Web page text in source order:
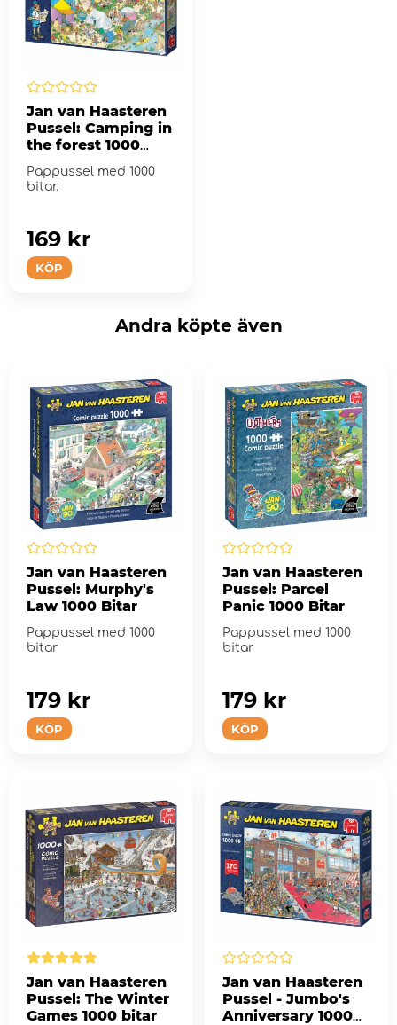
Jan van Haasteren
Pussel: Camping in
the forest 1000
Bitar
Pappussel med 1000
bitar.
KÖP
169 kr
Andra köpte även
Jan van Haasteren
Pussel: Murphy's
Law 1000 Bitar
Pappussel med 1000
bitar
KÖP
179 kr
Jan van Haasteren
Pussel: Parcel
Panic 1000 Bitar
Pappussel med 1000
bitar
KÖP
179 kr
Jan van Haasteren
Pussel: The Winter
Games 1000 bitar
Jan van Haasteren
Pussel - Jumbo's
Anniversary 1000